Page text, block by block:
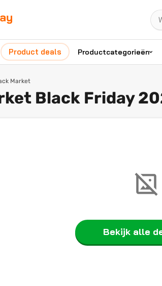
Product deals Productcategorieën
Market
Black Friday
Bekijk alle